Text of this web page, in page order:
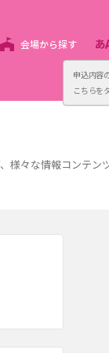
申込内容
こちらを
会場から探す
様々な情報コンテン